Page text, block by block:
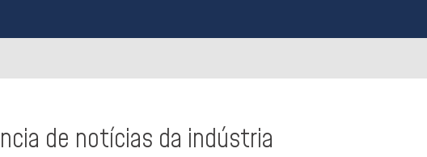
de notícias da indústria